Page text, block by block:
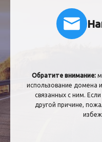
Обратите внимание:
использование домена
связанных с ним.
другой причине,